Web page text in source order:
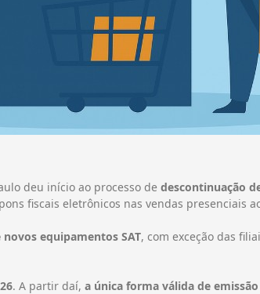
deu início ao processo de descontinuação
fiscais eletrônicos nas vendas presenciais
equipamentos SAT, com exceção das
. A partir daí, a única forma válida de